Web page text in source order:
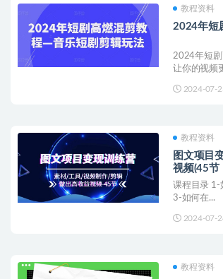
教程资料
2024年短
2024年短剧
让你的视频
2024-07-
教程资料
图文项目
视频(45节
课程目录 1-
3-如何在...
2024-07-
教程资料